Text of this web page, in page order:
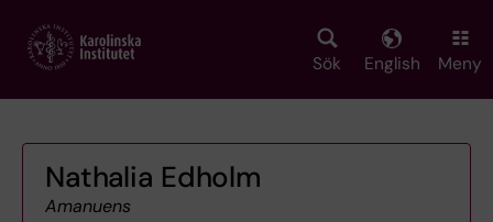
main
Sök English Meny
Nathalia Edholm
Amanuens